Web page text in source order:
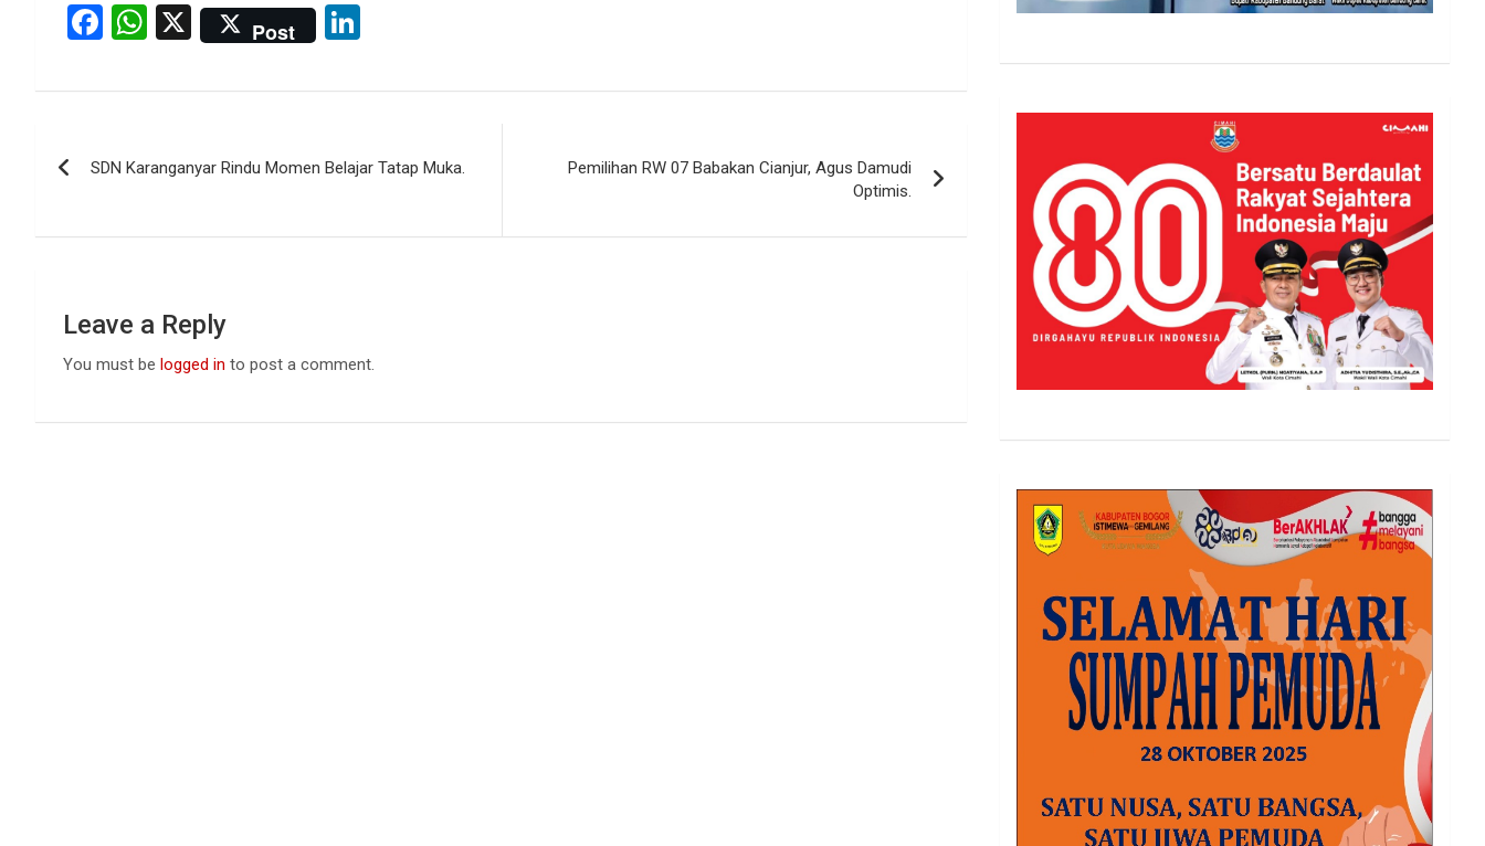
F
ce
o
k
W
at
A
p
X Post
ke
n
navigation
SDN Karanganyar Rindu Momen Belajar Tatap Muka.
Pemilihan RW 07 Babakan Cianjur, Agus Damudi
Optimis.
Leave a Reply
You must be logged in to post a comment.